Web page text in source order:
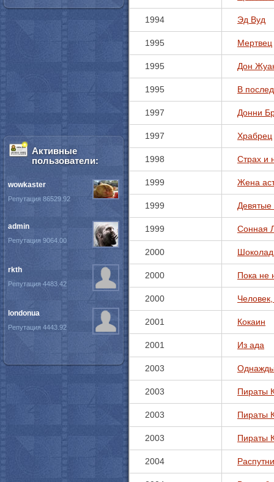
1994 Эд Вуд
1995 Мертвец
1995 Дон
1995 В
1997 Донни
1997 Храбрец
1998 Страх и
1999 Жена
1999 Девятые
1999 Сонная
2000 Шоколад
2000 Пока не
2000
2001 Кокаин
2001 Из ада
2003
2003 Пираты
2003 Пираты
2003 Пираты
2004
Активные
пользователи:
wowkaster
Репутация 86529.92
admin
Репутация 9064.00
rkth
Репутация 4483.42
londonua
Репутация 4443.92